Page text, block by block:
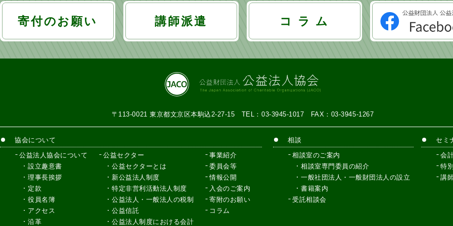
寄付のお願い 講師派遣 コ ラ ム
〒113-0021 東京都文京区本駒込2-27-15 TEL：03-3945-1017 FAX：03-3945-1267
協会について
公益法人協会について
設立趣意書
理事長挨拶
定款
役員名簿
アクセス
沿革
公益セクター
公益セクターとは
新公益法人制度
特定非営利活動法人制度
公益法人・一般法人の税制
公益信託
公益法人制度における会計
事業紹介
委員会等
情報公開
入会のご案内
寄附のお願い
コラム
相談
相談室のご案内
相談室専門委員の紹介
一般社団法人・一般財団法人の設立
書籍案内
受託相談会
セミ
会
特
講